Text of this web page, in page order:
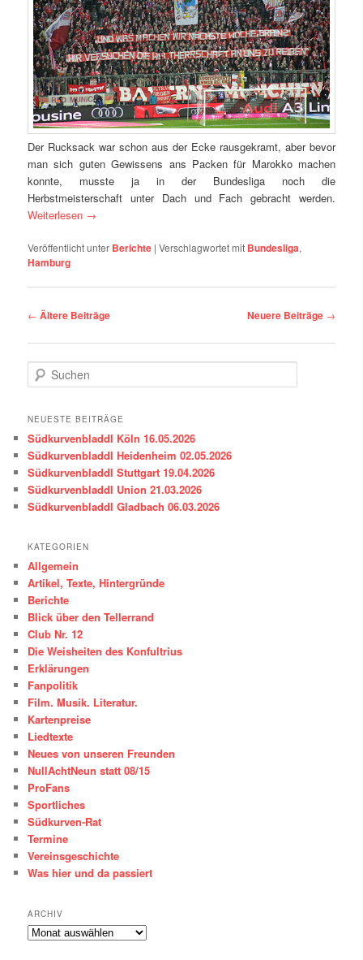
Der Rucksack war schon aus der Ecke rausgekramt, aber bevor
man sich guten Gewissens ans Packen für Marokko machen
konnte, musste ja in der Bundesliga noch die
Herbstmeisterschaft unter Dach und Fach gebracht werden.
Weiterlesen →
Veröffentlicht unter Berichte |Verschlagwortet mit Bundesliga,
Hamburg
Beitragsnavigation
← Ältere Beiträge Neuere Beiträge →
u
h
n
NEUESTE BEITRÄGE
Südkurvenbladdl Köln 16.05.2026
Südkurvenbladdl Heidenheim 02.05.2026
Südkurvenbladdl Stuttgart 19.04.2026
Südkurvenbladdl Union 21.03.2026
Südkurvenbladdl Gladbach 06.03.2026
KATEGORIEN
Allgemein
Artikel, Texte, Hintergründe
Berichte
Blick über den Tellerrand
Club Nr. 12
Die Weisheiten des Konfultrius
Erklärungen
Fanpolitik
Film. Musik. Literatur.
Kartenpreise
Liedtexte
Neues von unseren Freunden
NullAchtNeun statt 08/15
ProFans
Sportliches
Südkurven-Rat
Termine
Vereinsgeschichte
Was hier und da passiert
ARCHIV
ARCHIV